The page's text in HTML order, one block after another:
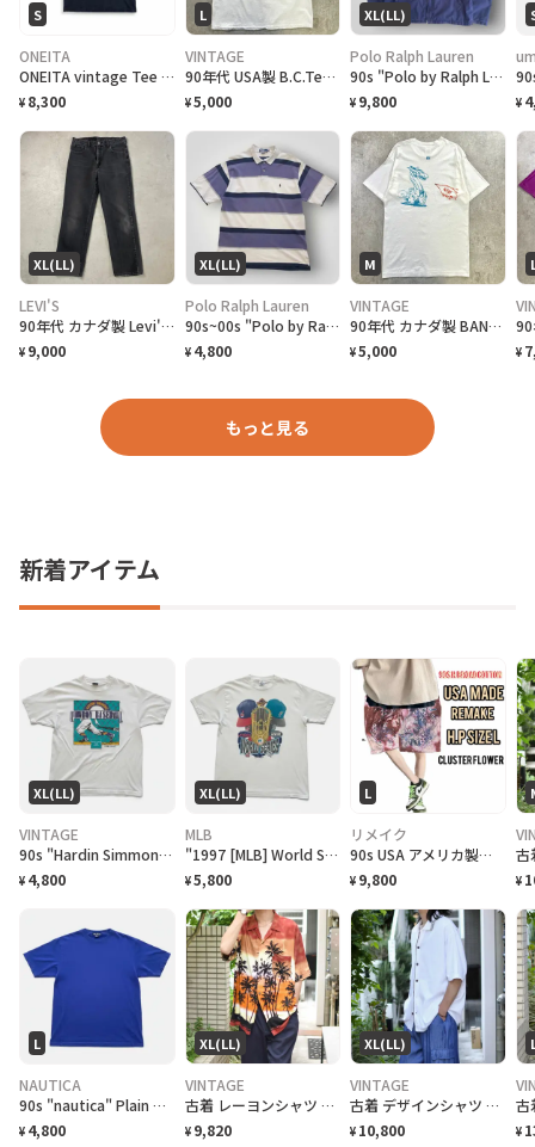
S
ONEITA
ONEITA vintage Tee シングルステッチ Tシャツ BOEING ボーイング
¥ 8,300
L
VINTAGE
90年代 USA製 B.C.Tee celebrate アートプリントTシャツ メンズL相当 古着 90s VINTAGE ヴィンテージ カナダ BC州 100周年記念 シングルステッチ 白色
¥5,000
XL(LL)
Polo Ralph Lauren
90s "Polo by Ralph Lauren" Reversible Hoodie Jacket ポロ ラルフローレン リバーシブル ジャケット[XL]
¥ 9,800 ¥
XL(LL)
LEVI'S
90年代 カナダ製 Levi's リーバイス 516 ブラックデニムパンツ ストレート メンズW36 古着 90s ヴィンテージ VINTAGE 後染め グレーデニム フェードブラック 黒
¥ 9,000
XL(LL)
Polo Ralph Lauren
90s~00s "Polo by Ralph Lauren" S/S Border Polo Shirt ラルフローレン ボーダー ポロシャツ [XL]
¥ 4,800
M
VINTAGE
90年代 カナダ製 BAND NORWITCH ワンポイントロゴプリントTシャツ メンズM相当 古着 90s VINTAGE ヴィンテージ ドラゴン バックプリント シングルステッチ 白色
¥5,000 ¥
もっと見る
新着アイテム
XL(LL)
VINTAGE
90s "Hardin Simmons University Cowboy Baseball" T-Shirt ハーディン シモンズ大学 カウボーイズベースボール Tシャツ [XL]
¥ 4,800
XL(LL)
MLB
"1997 [MLB] World Series Cleveland Indians vs Florida Marlins" T-Shirt [XL]
¥5,800
L
リメイク
90s USA アメリカ製 限定Hブロード リメイク クラスターアートL
¥ 9,800 ¥
L
NAUTICA
90s "nautica" Plain T-Shirt ノーティカ 無地Tシャツ [L]
¥ 4,800
XL(LL)
VINTAGE
古着 レーヨンシャツ アロハシャツ 夕日 半袖シャツ オープンカラーシャツ
¥ 9,820
XL(LL)
VINTAGE
古着 デザインシャツ ニットシャツ 半袖シャツ ホワイト 白 シャツ
¥ 10,800 ¥